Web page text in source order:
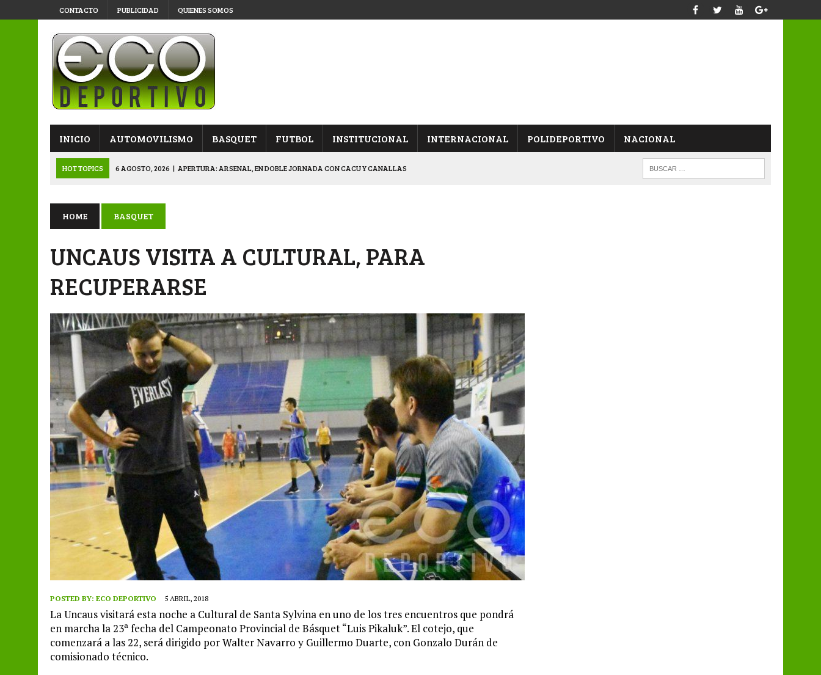
CONTACTO PUBLICIDAD QUIENES SOMOS
INICIO AUTOMOVILISMO BASQUET FUTBOL INSTITUCIONAL INTERNACIONAL POLIDEPORTIVO NACIONAL
HOT TOPICS 6 AGOSTO, 2026 | APERTURA: ARSENAL, EN DOBLE JORNADA CON CACU Y CANALLAS
6 AGOSTO, 2026 | APERTURA: BELGRANO DERROTÓ A NAPENAY Y ES SEMIFINALISTA
7 AGOSTO, 2026 APERTURA “B”: CACU Y CANALLAS AVANZARON FRENTE A ARSENAL
HOME BASQUET
UNCAUS VISITA A CULTURAL, PARA
RECUPERARSE
POSTED BY: ECO DEPORTIVO 5 ABRIL, 2018
La Uncaus visitará esta noche a Cultural de Santa Sylvina en uno de los tres encuentros que pondrá
en marcha la 23ª fecha del Campeonato Provincial de Básquet “Luis Pikaluk”. El cotejo, que
comenzará a las 22, será dirigido por Walter Navarro y Guillermo Duarte, con Gonzalo Durán de
comisionado técnico.